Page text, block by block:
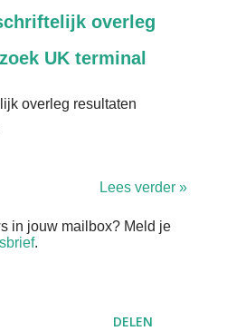
overleg
UK terminal
overleg resultaten
Lees verder »
in jouw mailbox? Meld je
.
DELEN